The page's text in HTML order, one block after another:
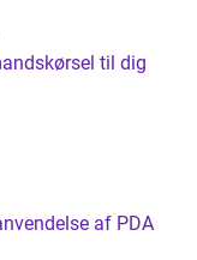
til dig
af PDA